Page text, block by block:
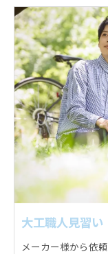
大工職人見習い